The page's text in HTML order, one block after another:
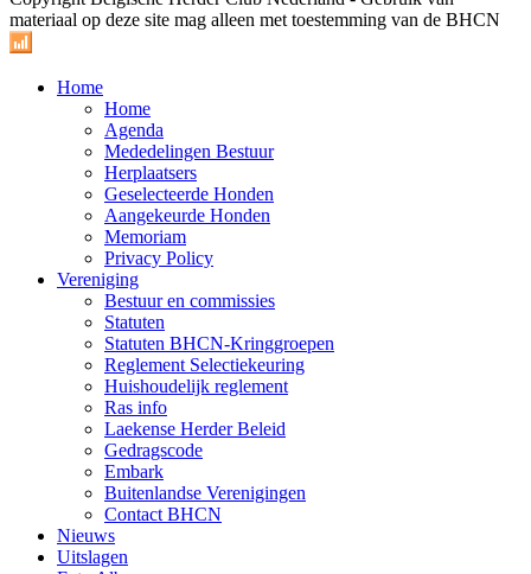
materiaal op deze site mag alleen met toestemming van de BHCN
Home
Home
Agenda
Mededelingen Bestuur
Herplaatsers
Geselecteerde Honden
Aangekeurde Honden
Memoriam
Privacy Policy
Vereniging
Bestuur en commissies
Statuten
Statuten BHCN-Kringgroepen
Reglement Selectiekeuring
Huishoudelijk reglement
Ras info
Laekense Herder Beleid
Gedragscode
Embark
Buitenlandse Verenigingen
Contact BHCN
Nieuws
Uitslagen